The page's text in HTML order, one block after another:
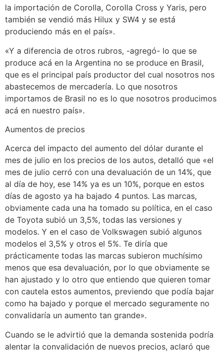
la importación de Corolla, Corolla Cross y Yaris, pero
también se vendió más Hilux y SW4 y se está
produciendo más en el país».
«Y a diferencia de otros rubros, -agregó- lo que se
produce acá en la Argentina no se produce en Brasil,
que es el principal país productor del cual nosotros nos
abastecemos de mercadería. Lo que nosotros
importamos de Brasil no es lo que nosotros producimos
acá en nuestro país».
Aumentos de precios
Acerca del impacto del aumento del dólar durante el
mes de julio en los precios de los autos, detalló que «el
mes de julio cerró con una devaluación de un 14%, que
al día de hoy, ese 14% ya es un 10%, porque en estos
días de agosto ya ha bajado 4 puntos. Las marcas,
obviamente cada una ha tomado su política, en el caso
de Toyota subió un 3,5%, todas las versiones y
modelos. Y en el caso de Volkswagen subió algunos
modelos el 3,5% y otros el 5%. Te diría que
prácticamente todas las marcas subieron muchísimo
menos que esa devaluación, por lo que obviamente se
han ajustado y lo otro que entiendo que quieren tomar
con cautela estos aumentos, previendo que podía bajar
como ha bajado y porque el mercado seguramente no
convalidaría un aumento tan grande».
Cuando se le advirtió que la demanda sostenida podría
alentar la convalidación de nuevos precios, aclaró que